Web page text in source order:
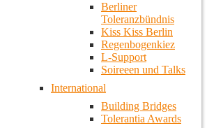
Berliner
Toleranzbündnis
Kiss Kiss Berlin
Regenbogenkiez
L-Support
Soireeen und Talks
International
Building Bridges
Tolerantia Awards